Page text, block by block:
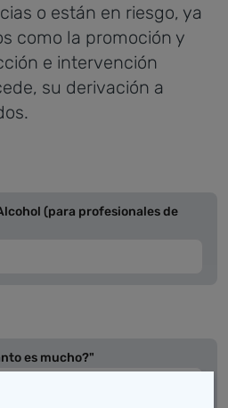
o están en riesgo, ya
como la promoción y
e intervención
su derivación a
(para profesionales de
es mucho?"